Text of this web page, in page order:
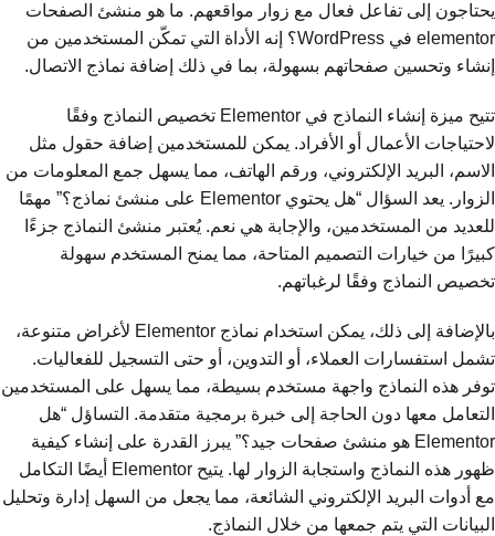
يحتاجون إلى تفاعل فعال مع زوار مواقعهم. ما هو منشئ الصفحات
elementor في WordPress؟ إنه الأداة التي تمكّن المستخدمين من
إنشاء وتحسين صفحاتهم بسهولة، بما في ذلك إضافة نماذج الاتصال.
تتيح ميزة إنشاء النماذج في Elementor تخصيص النماذج وفقًا
لاحتياجات الأعمال أو الأفراد. يمكن للمستخدمين إضافة حقول مثل
الاسم، البريد الإلكتروني، ورقم الهاتف، مما يسهل جمع المعلومات من
الزوار. يعد السؤال “هل يحتوي Elementor على منشئ نماذج؟” مهمًا
للعديد من المستخدمين، والإجابة هي نعم. يُعتبر منشئ النماذج جزءًا
كبيرًا من خيارات التصميم المتاحة، مما يمنح المستخدم سهولة
تخصيص النماذج وفقًا لرغباتهم.
بالإضافة إلى ذلك، يمكن استخدام نماذج Elementor لأغراض متنوعة،
تشمل استفسارات العملاء، أو التدوين، أو حتى التسجيل للفعاليات.
توفر هذه النماذج واجهة مستخدم بسيطة، مما يسهل على المستخدمين
التعامل معها دون الحاجة إلى خبرة برمجية متقدمة. التساؤل “هل
Elementor هو منشئ صفحات جيد؟” يبرز القدرة على إنشاء كيفية
ظهور هذه النماذج واستجابة الزوار لها. يتيح Elementor أيضًا التكامل
مع أدوات البريد الإلكتروني الشائعة، مما يجعل من السهل إدارة وتحليل
البيانات التي يتم جمعها من خلال النماذج.